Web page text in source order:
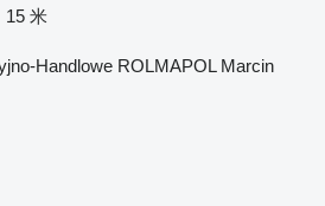
15 米
Handlowe ROLMAPOL Marcin